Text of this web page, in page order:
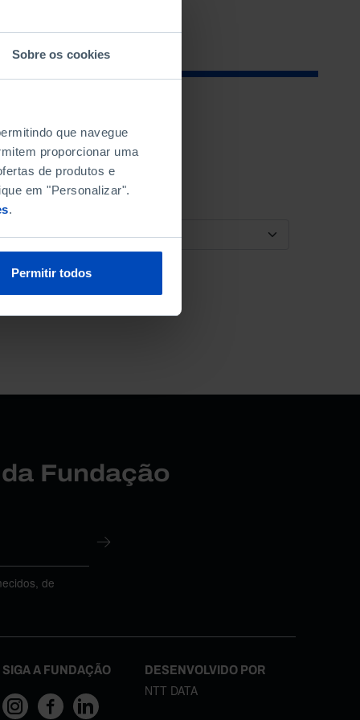
Sobre os cookies
que navegue
proporcionar uma
de produtos e
em "Personalizar".
.
Permitir todos
ORDENAR POR
Fundação
de
SIGA A FUNDAÇÃO DESENVOLVIDO POR
NTT DATA